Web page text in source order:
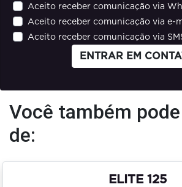
Aceito receber comunicação via
Aceito receber comunicação via e-
Aceito receber comunicação via
ENTRAR EM
Você também
de:
ELITE 125